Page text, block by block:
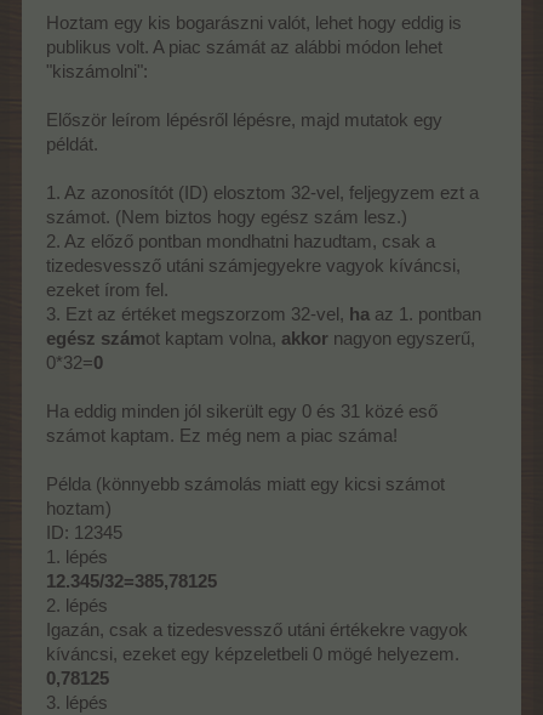
Hoztam egy kis bogarászni valót, lehet hogy eddig is
publikus volt. A piac számát az alábbi módon lehet
"kiszámolni":
Először leírom lépésről lépésre, majd mutatok egy
példát.
1. Az azonosítót (ID) elosztom 32-vel, feljegyzem ezt a
számot. (Nem biztos hogy egész szám lesz.)
2. Az előző pontban mondhatni hazudtam, csak a
tizedesvessző utáni számjegyekre vagyok kíváncsi,
ezeket írom fel.
3. Ezt az értéket megszorzom 32-vel, ha az 1. pontban
egész számot kaptam volna, akkor nagyon egyszerű,
0*32=0
Ha eddig minden jól sikerült egy 0 és 31 közé eső
számot kaptam. Ez még nem a piac száma!
Példa (könnyebb számolás miatt egy kicsi számot
hoztam)
ID: 12345
1. lépés
12.345/32=385,78125
2. lépés
Igazán, csak a tizedesvessző utáni értékekre vagyok
kíváncsi, ezeket egy képzeletbeli 0 mögé helyezem.
0,78125
3. lépés